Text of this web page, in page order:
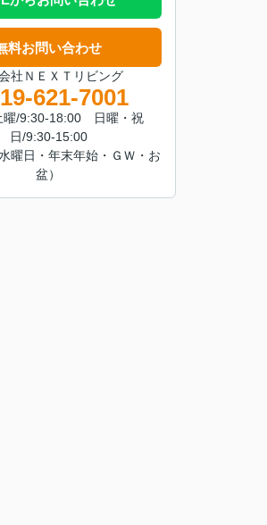
料お問い合わせ
社ＮＥＸＴリビング
621-7001
曜/9:30-18:00 日曜・祝
日/9:30-15:00
曜日・年末年始・ＧＷ・お
盆）